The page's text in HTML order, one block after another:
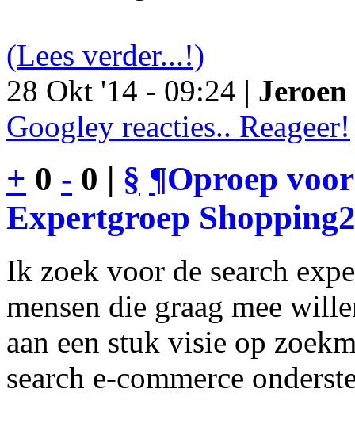
(Lees verder...!)
28 Okt '14 - 09:24 |
Googley reacties.. Reageer!
+ 0 - 0 | § ¶Oproep
Expertgroep
Ik zoek voor de search
mensen die graag mee
aan een stuk visie op
search e-commerce